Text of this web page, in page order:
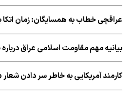
عراقچی خطاب به همسایگان: زمان اتکا
بیانیه مهم مقاومت اسلامی عراق
کارمند آمریکایی به خاطر سر دادن